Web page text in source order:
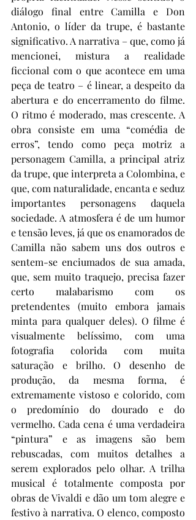
diálogo final entre Camilla e Don
Antonio, o líder da trupe, é bastante
significativo. A narrativa – que, como já
mencionei, mistura a realidade
ficcional com o que acontece em uma
peça de teatro – é linear, a despeito da
abertura e do encerramento do filme.
O ritmo é moderado, mas crescente. A
obra consiste em uma “comédia de
erros”, tendo como peça motriz a
personagem Camilla, a principal atriz
da trupe, que interpreta a Colombina, e
que, com naturalidade, encanta e seduz
importantes personagens daquela
sociedade. A atmosfera é de um humor
e tensão leves, já que os enamorados de
Camilla não sabem uns dos outros e
sentem-se enciumados de sua amada,
que, sem muito traquejo, precisa fazer
certo malabarismo com os
pretendentes (muito embora jamais
minta para qualquer deles). O filme é
visualmente belíssimo, com uma
fotografia colorida com muita
saturação e brilho. O desenho de
produção, da mesma forma, é
extremamente vistoso e colorido, com
o predomínio do dourado e do
vermelho. Cada cena é uma verdadeira
“pintura” e as imagens são bem
rebuscadas, com muitos detalhes a
serem explorados pelo olhar. A trilha
musical é totalmente composta por
obras de Vivaldi e dão um tom alegre e
festivo à narrativa. O elenco, composto